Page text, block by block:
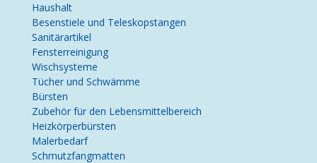
Haushalt
Besenstiele und Teleskopstangen
Sanitärartikel
Fensterreinigung
Wischsysteme
Tücher und Schwämme
Bürsten
Zubehör für den Lebensmittelbereich
Heizkörperbürsten
Malerbedarf
Schmutzfangmatten